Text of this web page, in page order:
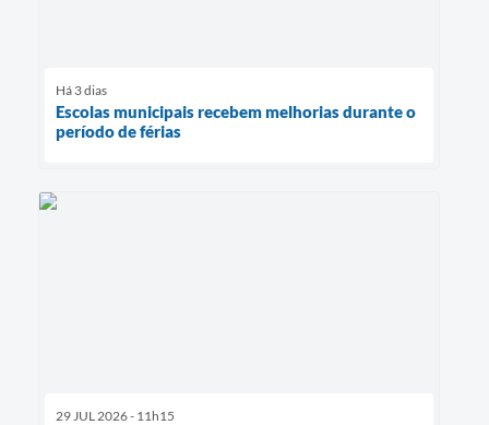
Há 3 dias
Escolas municipais recebem melhorias durante o
período de férias
29 JUL 2026 - 11h15